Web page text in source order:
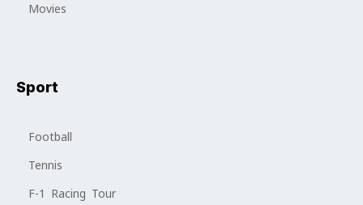
Movies
Sport
Football
Tennis
F-1 Racing Tour